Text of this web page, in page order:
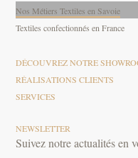
Nos Métiers Textiles en Savoie
Textiles confectionnés en France
DÉCOUVREZ NOTRE
RÉALISATIONS CLIENTS
SERVICES
NEWSLETTER
Suivez notre actualités en